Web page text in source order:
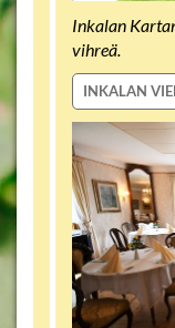
Inkalan
vihreä.
INKALAN